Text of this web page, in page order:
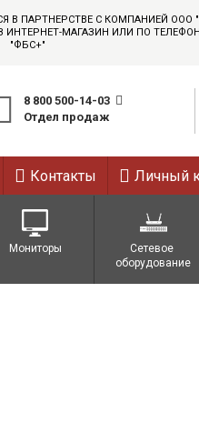
В ПАРТНЕРСТВЕ С КОМПАНИЕЙ
ИНТЕРНЕТ-МАГАЗИН ИЛИ ПО
"ФБС+"
8 800 500-14-03
Отдел продаж
Контакты Личный
Мониторы
Сетевое
оборудование